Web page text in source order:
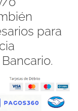
para